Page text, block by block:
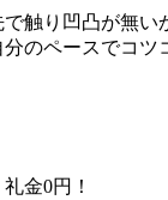
触り凹凸が無
のペースでコ
金0円！